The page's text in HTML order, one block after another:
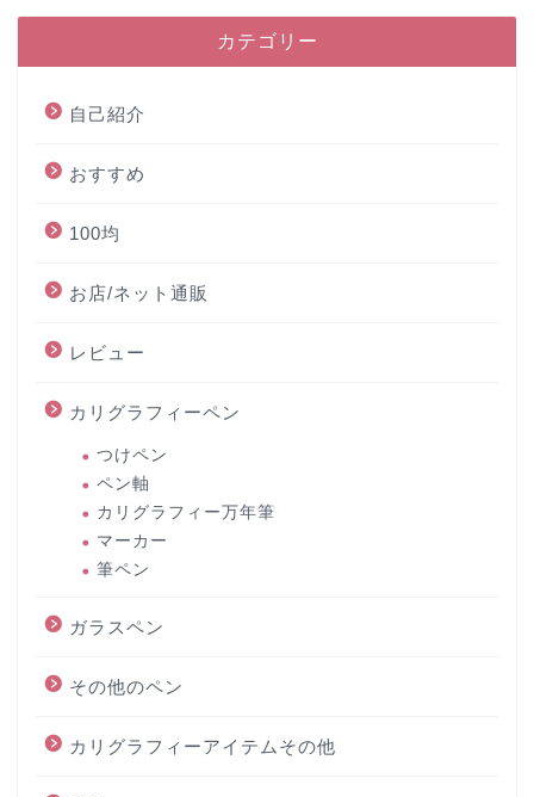
カテゴリー
自己紹介
おすすめ
100均
お店/ネット通販
レビュー
カリグラフィーペン
つけペン
ペン軸
カリグラフィー万年筆
マーカー
筆ペン
ガラスペン
その他のペン
カリグラフィーアイテムその他